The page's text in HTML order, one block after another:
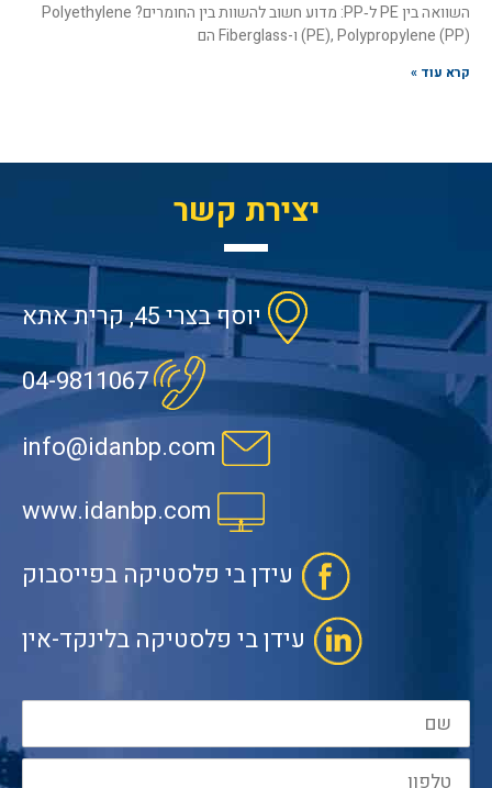
השוואה בין PE ל‑PP: מדוע חשוב להשוות בין החומרים? Polyethylene
(PE), Polypropylene (PP) ו-Fiberglass הם
קרא עוד »
יצירת קשר
יוסף בצרי 45, קרית אתא
04-9811067
info@idanbp.com
www.idanbp.com
עידן בי פלסטיקה בפייסבוק
עידן בי פלסטיקה בלינקד-אין